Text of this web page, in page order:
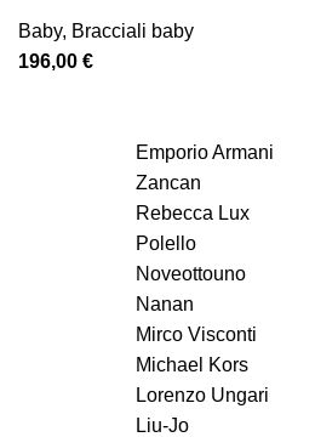
Baby, Bracciali baby
196,00 €
Emporio Armani
Zancan
Rebecca Lux
Polello
Noveottouno
Nanan
Mirco Visconti
Michael Kors
Lorenzo Ungari
Liu-Jo